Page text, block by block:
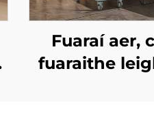
Fuaraí aer,
fuaraithe